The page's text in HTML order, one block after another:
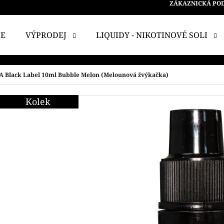
ZÁKAZNICKÁ
VÝPRODEJ LIQUIDY - NIKOTINOVÉ SOLI
Black Label 10ml Bubble Melon (Melounová žvýkačka)
Kolek
NAJÍT?